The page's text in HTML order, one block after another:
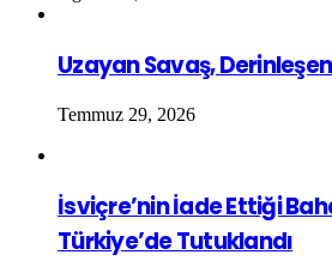
Uzayan Savaş,
Temmuz 29, 2026
İsviçre’nin İade Ettiği
Türkiye’de Tutuklandı